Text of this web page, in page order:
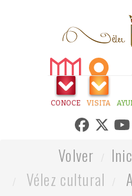
CONOCE VISITA
Volver
Vélez cultural